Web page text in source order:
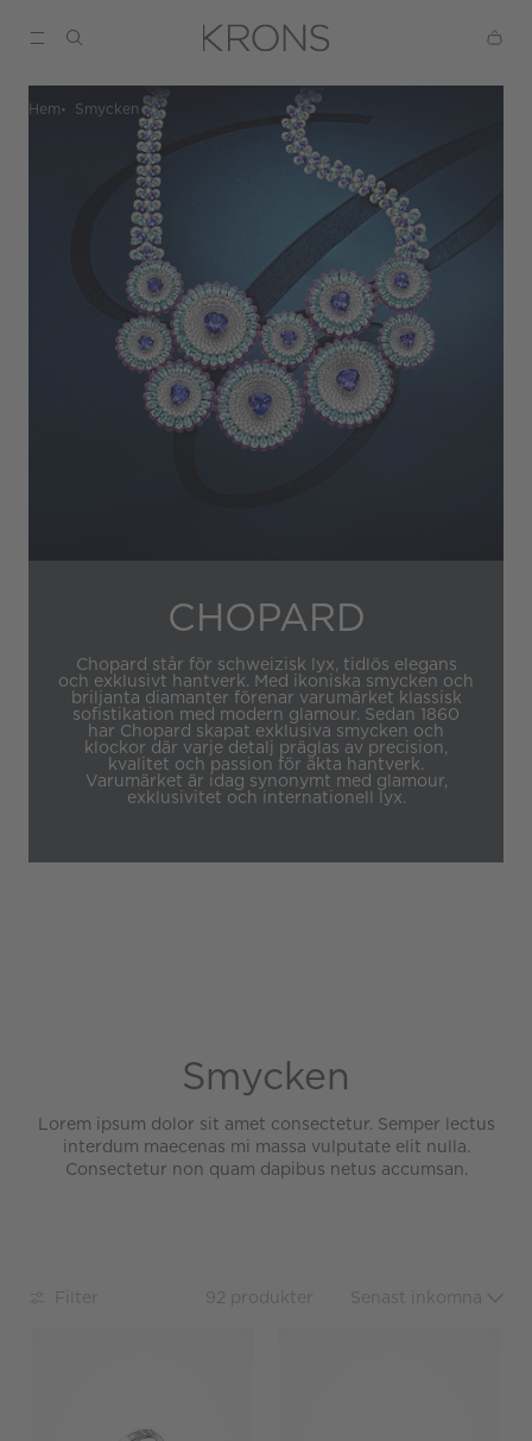
Hem Smycken
CHOPARD
Chopard står för schweizisk lyx, tidlös elegans
och exklusivt hantverk. Med ikoniska smycken och
briljanta diamanter förenar varumärket klassisk
sofistikation med modern glamour. Sedan 1860
har Chopard skapat exklusiva smycken och
klockor där varje detalj präglas av precision,
kvalitet och passion för äkta hantverk.
Varumärket är idag synonymt med glamour,
exklusivitet och internationell lyx.
Smycken
Lorem ipsum dolor sit amet consectetur. Semper lectus
interdum maecenas mi massa vulputate elit nulla.
Consectetur non quam dapibus netus accumsan.
Filter 92 produkter